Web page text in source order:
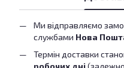
Ми відправляємо
службами Нова
Термін доставки
робочих дні(залежно